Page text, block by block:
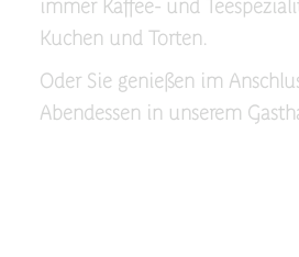
immer Kaffee- und
Kuchen und Torten.
Oder Sie genießen im
Abendessen in unserem